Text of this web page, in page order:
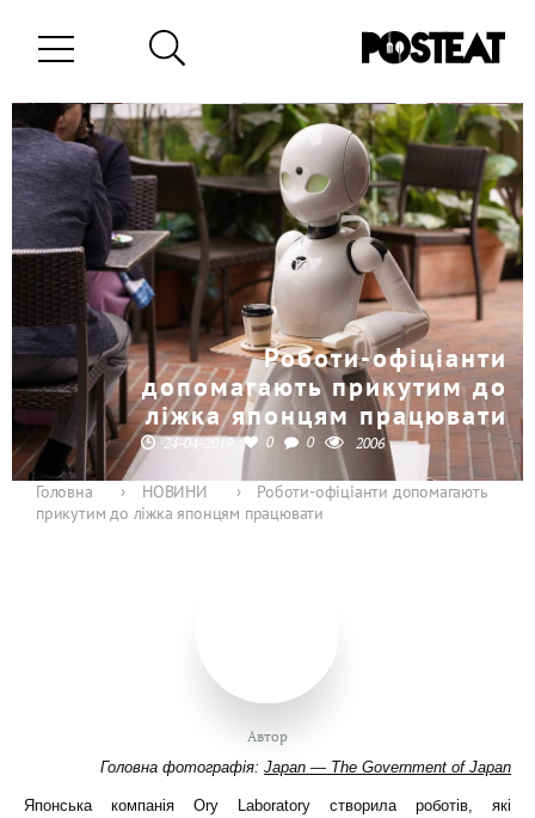
Роботи-офіціанти
допомагають прикутим до
ліжка японцям працювати
24-04-2019 0 0 2006
Головна › НОВИНИ ›
Роботи-офіціанти допомагають
прикутим до ліжка японцям працювати
Автор
Головна фотографія: Japan — The Government of Japan
Японська компанія Ory Laboratory створила роботів, які